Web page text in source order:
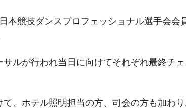
本競技ダンスプロフェッショナル選手会会
ルが行われ当日に向けてそれぞれ最終チ
、ホテル照明担当の方、司会の方も加わ